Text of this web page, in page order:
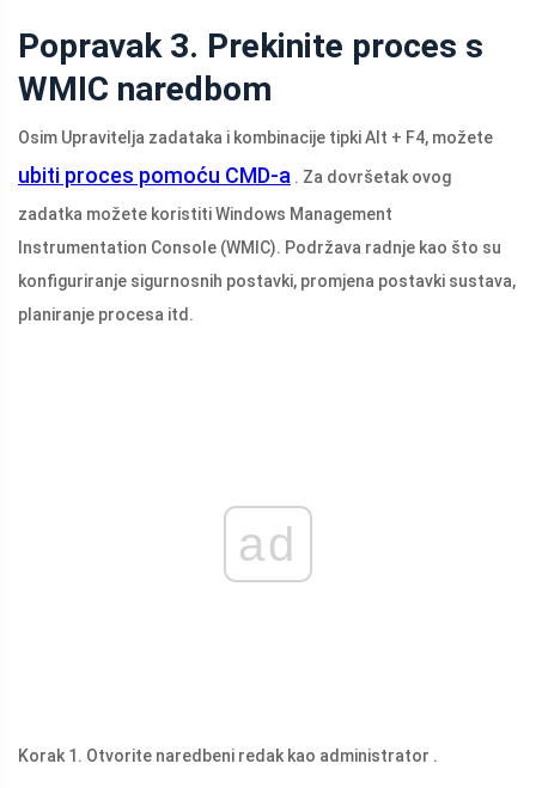
Popravak 3. Prekinite proces s
WMIC naredbom
Osim Upravitelja zadataka i kombinacije tipki Alt + F4, možete
ubiti proces pomoću CMD-a . Za dovršetak ovog
zadatka možete koristiti Windows Management
Instrumentation Console (WMIC). Podržava radnje kao što su
konfiguriranje sigurnosnih postavki, promjena postavki sustava,
planiranje procesa itd.
ad
Korak 1. Otvorite naredbeni redak kao administrator .